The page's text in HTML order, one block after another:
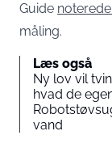
Guide
måling.
Læs også
Ny lov vil
hvad de
vand